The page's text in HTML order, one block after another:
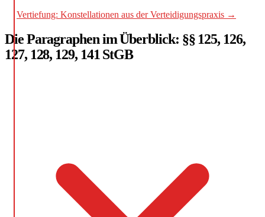
Vertiefung: Konstellationen aus der Verteidigungspraxis →
Die Paragraphen im Überblick: §§ 125, 126,
127, 128, 129, 141 StGB